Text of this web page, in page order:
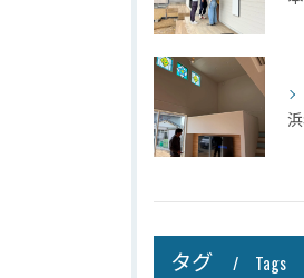
タグ Tags